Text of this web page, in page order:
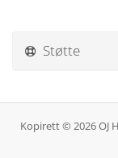
Støtte
Kopirett © 2026 OJ